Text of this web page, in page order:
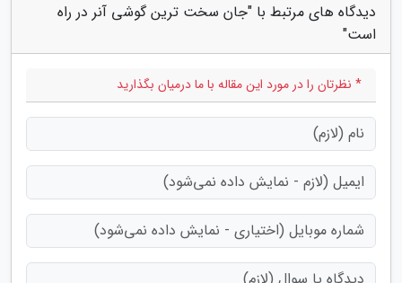
دیدگاه های مرتبط با "جان سخت ترین گوشی آنر در راه
است"
* نظرتان را در مورد این مقاله با ما درمیان بگذارید